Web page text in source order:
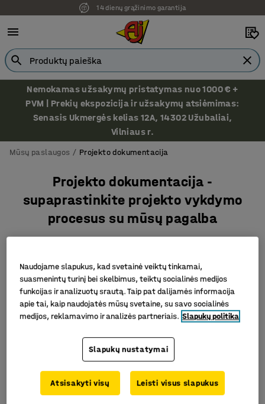
14 dienų grąžinimo garantija
Nemokamas užsakymų pristatymas nuo 1000 € +
PVM | Prekių ekspozicija ir užsakymų atsiėmimas:
Senasis Ukmergės kelias 12A, 14302 Užubaliai,
Vilniaus r.
Mūsų paslaugos Projekto dokumentacija
Projekto dokumentacija -
supaprastinkite projekto vykdymo
procesus su mūsų pagalba
Naudojame slapukus, kad svetainė veiktų tinkamai,
suasmenintų turinį bei skelbimus, teiktų socialinės medijos
funkcijas ir analizuotų srautą. Taip pat dalijamės informacija
apie tai, kaip naudojatės mūsų svetaine, su savo socialinės
medijos, reklamavimo ir analizės partneriais. Slapukų politika
Slapukų nustatymai
Atsisakyti visų Leisti visus slapukus